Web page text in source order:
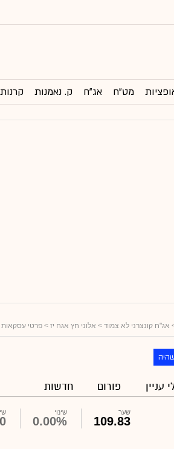
מט"ח אג"ח ק. נאמנות
אג"ח קונצרני לא צמוד > אלוני חץ אגח יז > פרטי עסקאות
עניין פורום חדשות
שער
109.83
שינוי
0.00%